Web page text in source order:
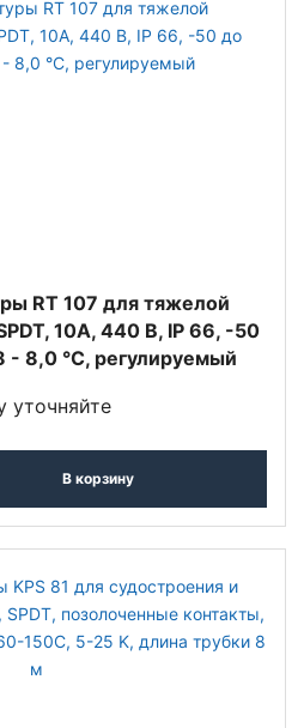
RT 107 для тяжелой
10А, 440 В, IP 66, -50
- 8,0 °C, регулируемый
уточняйте
В корзину